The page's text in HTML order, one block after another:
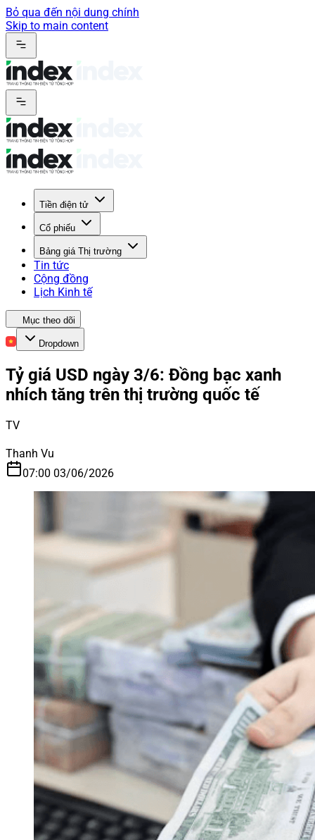
Bỏ qua đến nội dung chính
Skip to main content
Tiền điện tử
Cổ phiếu
Bảng giá Thị trường
Tin tức
Cộng đồng
Lịch Kinh tế
Mục theo dõi
Dropdown
Tỷ giá USD ngày 3/6: Đồng bạc xanh
nhích tăng trên thị trường quốc tế
TV
Thanh Vu
07:00 03/06/2026